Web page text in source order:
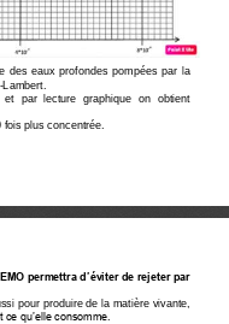
des  eaux  profondes  pompées  par  la
-Lambert.
et  par  lecture  graphique  on  obtient
fois plus concentrée.
permettra d’éviter de rejeter par
pour produire de la matière vivante,
qu’elle consomme.